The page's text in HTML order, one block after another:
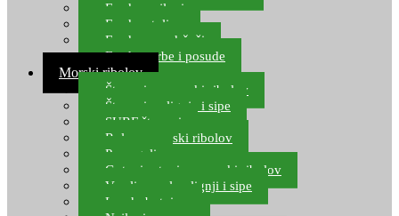
Feeder najloni
Feeder stolice
Feeder arm držači
Feeder torbe i posude
Morski ribolov
Štapovi za morski ribolov
Štapovi za lignje i sipe
SURF štapovi
Role za morski ribolov
Parangali
Gotovi setovi za morski ribolov
Varalice za lov lignji i sipe
Lov hobotnice